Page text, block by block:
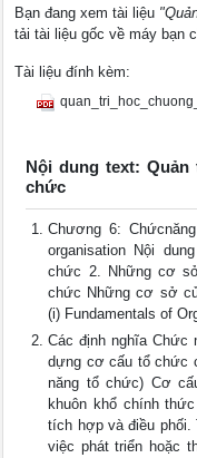
Bạn đang xem tài liệu
tải tài liệu gốc về máy bạn
Tài liệu đính kèm:
Nội dung text:
chức
Chương 6:
organisation Nội
chức 2. Những cơ
chức Những cơ sở
(i) Fundamentals of
Các định nghĩa Chức
dựng cơ cấu tổ chức
năng tổ chức) Cơ
khuôn khổ chính
tích hợp và điều phối.
việc phát triển hoặc